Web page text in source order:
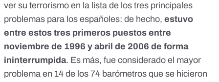
ver su terrorismo en la lista de los tres principales
problemas para los españoles: de hecho, estuvo
entre estos tres primeros puestos entre
noviembre de 1996 y abril de 2006 de forma
ininterrumpida. Es más, fue considerado el mayor
problema en 14 de los 74 barómetros que se hicieron